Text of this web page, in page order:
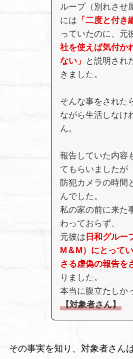
ループ（別れさせ
には 「二度と付き
っていたのに、元
社を使えば気付か
ない」
と説明され
きました。
そんな事をされた
ながら生活しなけ
ん。
報告していた内容
てもらいましたが
防犯カメラの時間
んでした。
私の家の前に来た
わっておらず、
元彼は 日和グルー
M＆M）にとって
さる虚偽の報告を
りました。
本当に腹立たしか
【対象者さん】
その事実を知り、対象者さん